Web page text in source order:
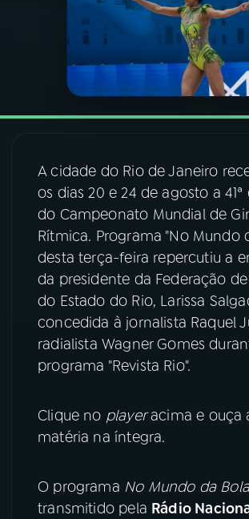
PODCASTS
FESTIVAL DE MÚSICA
ACOMPANHE A RÁDIO NACIONAL
Instagram X
TikTok
A cidade do Rio de Janeiro
os dias 20 e 24 de agosto a
do Campeonato Mundial de
Rítmica. Programa "No Mundo
desta terça-feira repercutiu a
da presidente da Federação
do Estado do Rio, Larissa
concedida à jornalista Raquel
radialista Wagner Gomes
programa "Revista Rio".
Clique no playeracima e ouça
matéria na íntegra.
O programa No Mundo da Bola
transmitido pela Rádio